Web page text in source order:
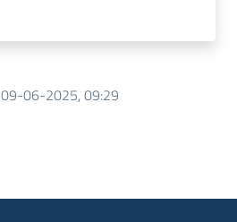
09-06-2025, 09:29